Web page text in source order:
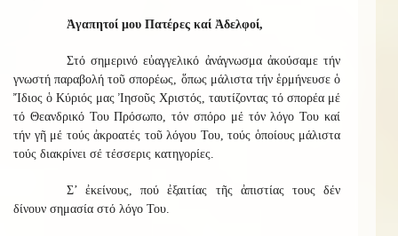
Ἀγαπητοί μου Πατέρες καί Ἀδελφοί,
Στό σημερινό εὐαγγελικό ἀνάγνωσμα ἀκούσαμε τήν
γνωστή παραβολή τοῦ σπορέως, ὅπως μάλιστα τήν ἑρμήνευσε ὁ
Ἴδιος ὁ Κύριός μας Ἰησοῦς Χριστός, ταυτίζοντας τό σπορέα μέ
τό Θεανδρικό Του Πρόσωπο, τόν σπόρο μέ τόν λόγο Του καί
τήν γῆ μέ τούς ἀκροατές τοῦ λόγου Του, τούς ὁποίους μάλιστα
τούς διακρίνει σέ τέσσερις κατηγορίες.
Σ’ ἐκείνους, πού ἐξαιτίας τῆς ἀπιστίας τους δέν
δίνουν σημασία στό λόγο Του.